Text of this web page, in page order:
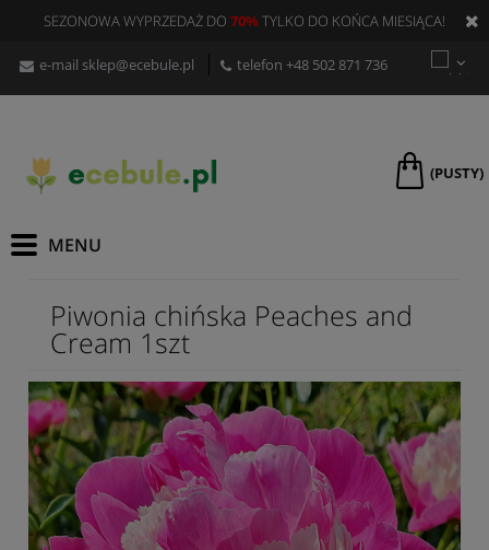
SEZONOWA WYPRZEDAŻ DO 70%TYLKO DO KOŃCA MIESIĄCA!
e-mail sklep@ecebule.pl telefon +48 502 871 736
(PUSTY)
Piwonia chińska Peaches and
Cream 1szt